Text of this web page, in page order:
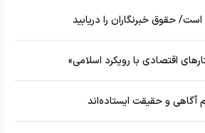
حقوق خبرنگاران را دریابید
آگاهی و حقیقت ایستاده‌اند